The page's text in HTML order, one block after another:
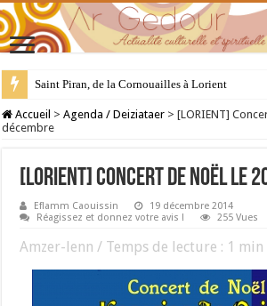
Saint Piran, de la Cornouailles à Lorient
28 juillet : Saint Samson de Dol, père de la
Accueil > Agenda / Deiziataer > [LORIENT]
décembre
[LORIENT] Concert de Noël le
Eflamm Caouissin
19 décembre 2014
Réagissez et donnez votre avis !
255 Vues
Amzer-lenn / Temps de lecture : 1 min